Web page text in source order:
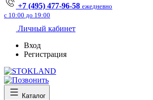
+7 (495) 477-96-58 ежедневно
с 10:00 до 19:00
Личный кабинет
Вход
Регистрация
Каталог